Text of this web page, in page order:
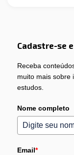
Cadastre-se
Receba
muito mais sobre
estudos.
Nome completo
Email*